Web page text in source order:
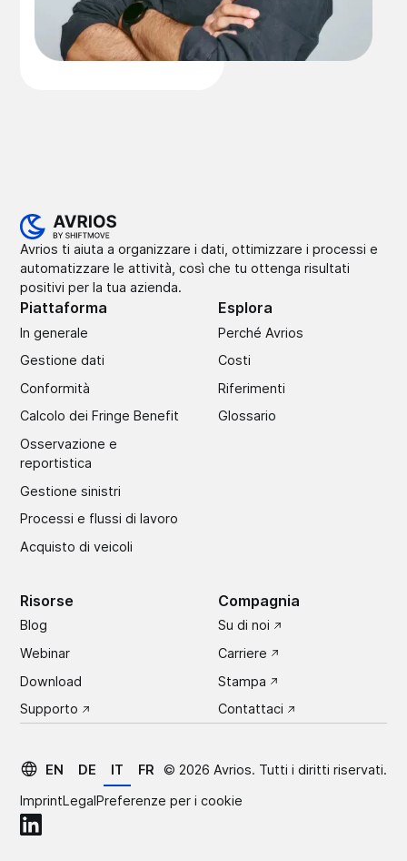
Avrios ti aiuta a organizzare i dati, ottimizzare i processi e
automatizzare le attività, così che tu ottenga risultati
positivi per la tua azienda.
Piattaforma
In generale
Gestione dati
Conformità
Calcolo dei Fringe Benefit
Osservazione e
reportistica
Gestione sinistri
Processi e flussi di lavoro
Acquisto di veicoli
Esplora
Perché Avrios
Costi
Riferimenti
Glossario
Risorse
Blog
Webinar
Download
Supporto
Compagnia
Su di noi
Carriere
Stampa
Contattaci
EN DE IT FR © 2026 Avrios. Tutti i diritti riservati.
ImprintLegalPreferenze per i cookie